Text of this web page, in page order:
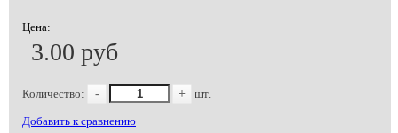
Цена:
3.00 руб
Количество: - + шт.
Добавить к сравнению